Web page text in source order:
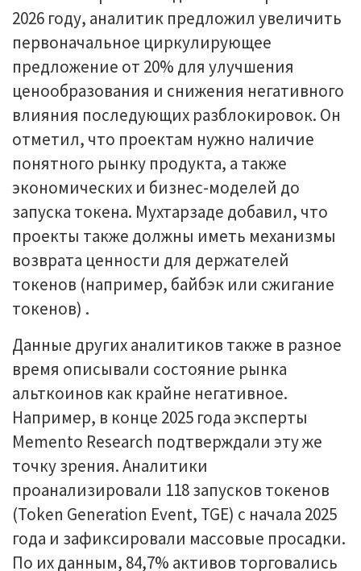
2026 году, аналитик предложил увеличить
первоначальное циркулирующее
предложение от 20% для улучшения
ценообразования и снижения негативного
влияния последующих разблокировок. Он
отметил, что проектам нужно наличие
понятного рынку продукта, а также
экономических и бизнес-моделей до
запуска токена. Мухтарзаде добавил, что
проекты также должны иметь механизмы
возврата ценности для держателей
токенов (например, байбэк или сжигание
токенов) .
Данные других аналитиков также в разное
время описывали состояние рынка
альткоинов как крайне негативное.
Например, в конце 2025 года эксперты
Memento Research подтверждали эту же
точку зрения. Аналитики
проанализировали 118 запусков токенов
(Token Generation Event, TGE) с начала 2025
года и зафиксировали массовые просадки.
По их данным, 84,7% активов торговались